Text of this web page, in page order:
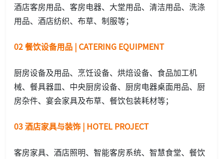
酒店客房用品、客房电器、大堂用品、清洁用品、洗涤
用品、酒店纺织、布草、制服等；
02 餐饮设备用品 | CATERING EQUIPMENT
厨房设备及用品、烹饪设备、烘焙设备、食品加工机
械、餐具器皿、中央厨房设备、厨房电器桌面用品、厨
房杂件、宴会家具及布草、餐饮包装耗材等；
03 酒店家具与装饰 | HOTEL PROJECT
客房家具、酒店照明、智能客房系统、智慧食堂、餐饮